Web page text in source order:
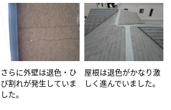
さらに外壁は退色・ひ
び割れが発生していま
した。
屋根は退色がかなり激
しく進んでいました。